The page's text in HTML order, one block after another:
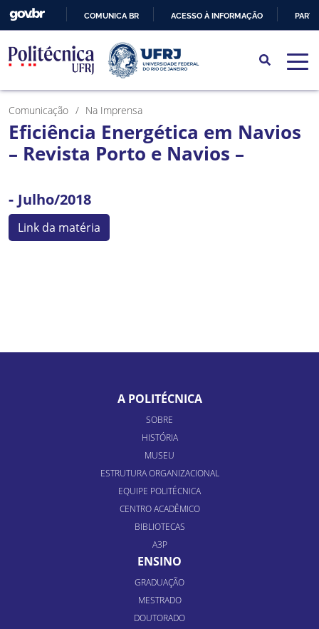
PARA
O
CONTEÚDO
COMUNICA BR ACESSO À INFORMAÇÃO
Comunicação Na Imprensa
Eficiência Energética em Navios
– Revista Porto e Navios –
- Julho/2018
Link da matéria
A POLITÉCNICA
SOBRE
HISTÓRIA
MUSEU
ESTRUTURA ORGANIZACIONAL
EQUIPE POLITÉCNICA
CENTRO ACADÊMICO
BIBLIOTECAS
A3P
ENSINO
GRADUAÇÃO
MESTRADO
DOUTORADO